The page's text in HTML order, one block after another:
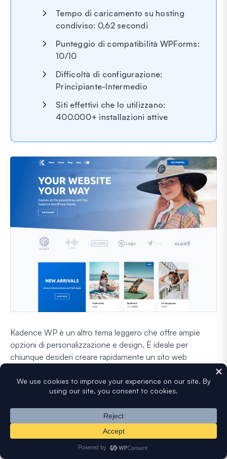
Tempo di caricamento su hosting
condiviso: 0,62 secondi
Punteggio di compatibilità WPForms:
10/10
Difficoltà di configurazione:
Principiante-Intermedio
Siti effettivi che lo utilizzano:
400.000+ installazioni attive
Kadence WP è un altro tema leggero che offre ampie
opzioni di personalizzazione e design. È ideale per
chiunque desideri creare rapidamente un sito web
blog personale.
Mi piace che questo tema supporti page builder popolari
Beaver Builder
trascinamento per layout visivi. Kadence WP viene fornito
con una serie di modelli di avvio pronti per l'importazione.